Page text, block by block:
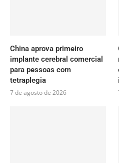
China aprova primeiro
implante cerebral comercial
para pessoas com
tetraplegia
7 de agosto de 2026